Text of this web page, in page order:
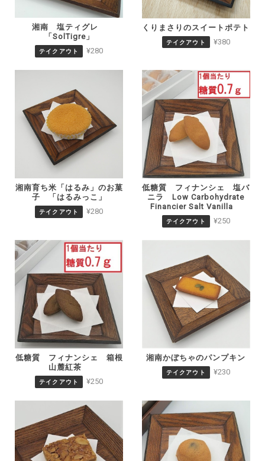
湘南 塩ティグレ
「SolTigre」
テイクアウト ¥280
くりまさりのスイートポテト
テイクアウト ¥380
湘南育ち米「はるみ」のお菓
子 「はるみっこ」
テイクアウト ¥280
低糖質 フィナンシェ 塩バ
ニラ Low Carbohydrate
Financier Salt Vanilla
テイクアウト ¥250
低糖質 フィナンシェ 箱根
山麓紅茶
テイクアウト ¥250
湘南かぼちゃのパンプキン
テイクアウト ¥230